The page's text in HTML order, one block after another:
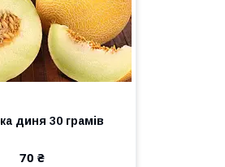
диня 30 грамів
70 ₴